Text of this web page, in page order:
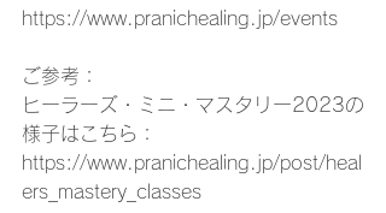
https://www.pranichealing.jp/events
ご参考：
ヒーラーズ・ミニ・マスタリー2023の
様子はこちら：
https://www.pranichealing.jp/post/heal
ers_mastery_classes